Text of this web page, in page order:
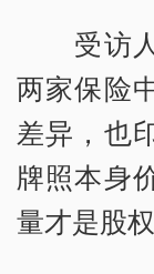
受访人
两家保险
差异，也
牌照本身
量才是股